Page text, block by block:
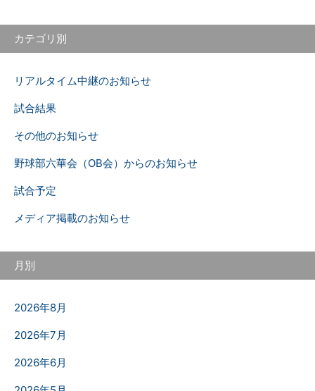
カテゴリ別
リアルタイム中継のお知らせ
試合結果
その他のお知らせ
野球部六華会（OB会）からのお知らせ
試合予定
メディア掲載のお知らせ
月別
2026年8月
2026年7月
2026年6月